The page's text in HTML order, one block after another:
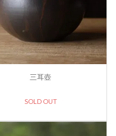
三耳壺
SOLD OUT